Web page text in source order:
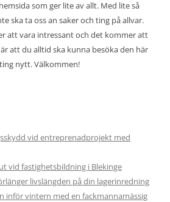
som ger lite av allt. Med lite så
ska ta oss an saker och ting på allvar.
att vara intressant och det kommer att
att du alltid ska kunna besöka den här
nytt. Välkommen!
vid entreprenadprojekt med
vid fastighetsbildning i Blekinge
livslängden på din lagerinredning
inför vintern med en fackmannamässig